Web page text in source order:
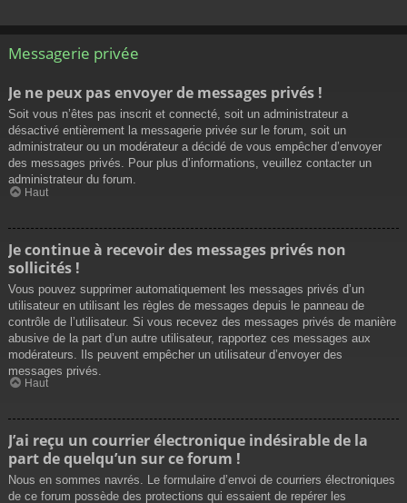
Messagerie privée
Je ne peux pas envoyer de messages privés !
Soit vous n’êtes pas inscrit et connecté, soit un administrateur a
désactivé entièrement la messagerie privée sur le forum, soit un
administrateur ou un modérateur a décidé de vous empêcher d’envoyer
des messages privés. Pour plus d’informations, veuillez contacter un
administrateur du forum.
Haut
Je continue à recevoir des messages privés non
sollicités !
Vous pouvez supprimer automatiquement les messages privés d’un
utilisateur en utilisant les règles de messages depuis le panneau de
contrôle de l’utilisateur. Si vous recevez des messages privés de manière
abusive de la part d’un autre utilisateur, rapportez ces messages aux
modérateurs. Ils peuvent empêcher un utilisateur d’envoyer des
messages privés.
Haut
J’ai reçu un courrier électronique indésirable de la
part de quelqu’un sur ce forum !
Nous en sommes navrés. Le formulaire d’envoi de courriers électroniques
de ce forum possède des protections qui essaient de repérer les